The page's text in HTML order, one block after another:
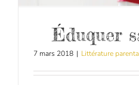
Éduquer
7 mars 2018 | Littérature